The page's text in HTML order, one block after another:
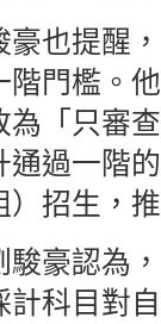
豪也提醒
門檻。
「只審
過一階
招生，
豪認為
科目對